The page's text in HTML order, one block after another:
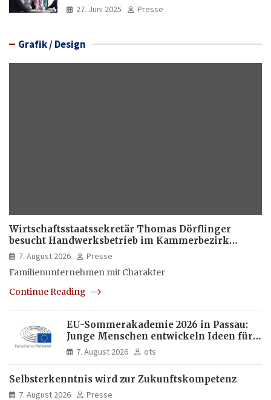
27. Juni 2025 Presse
Grafik / Design
Wirtschaftsstaatssekretär Thomas Dörflinger
besucht Handwerksbetrieb im Kammerbezirk
Freiburg
7. August 2026
Presse
Familienunternehmen mit Charakter
Continue Reading
EU-Sommerakademie 2026 in Passau:
Junge Menschen entwickeln Ideen für
Europas Zukunft
7. August 2026 ots
Selbsterkenntnis wird zur Zukunftskompetenz
7. August 2026 Presse